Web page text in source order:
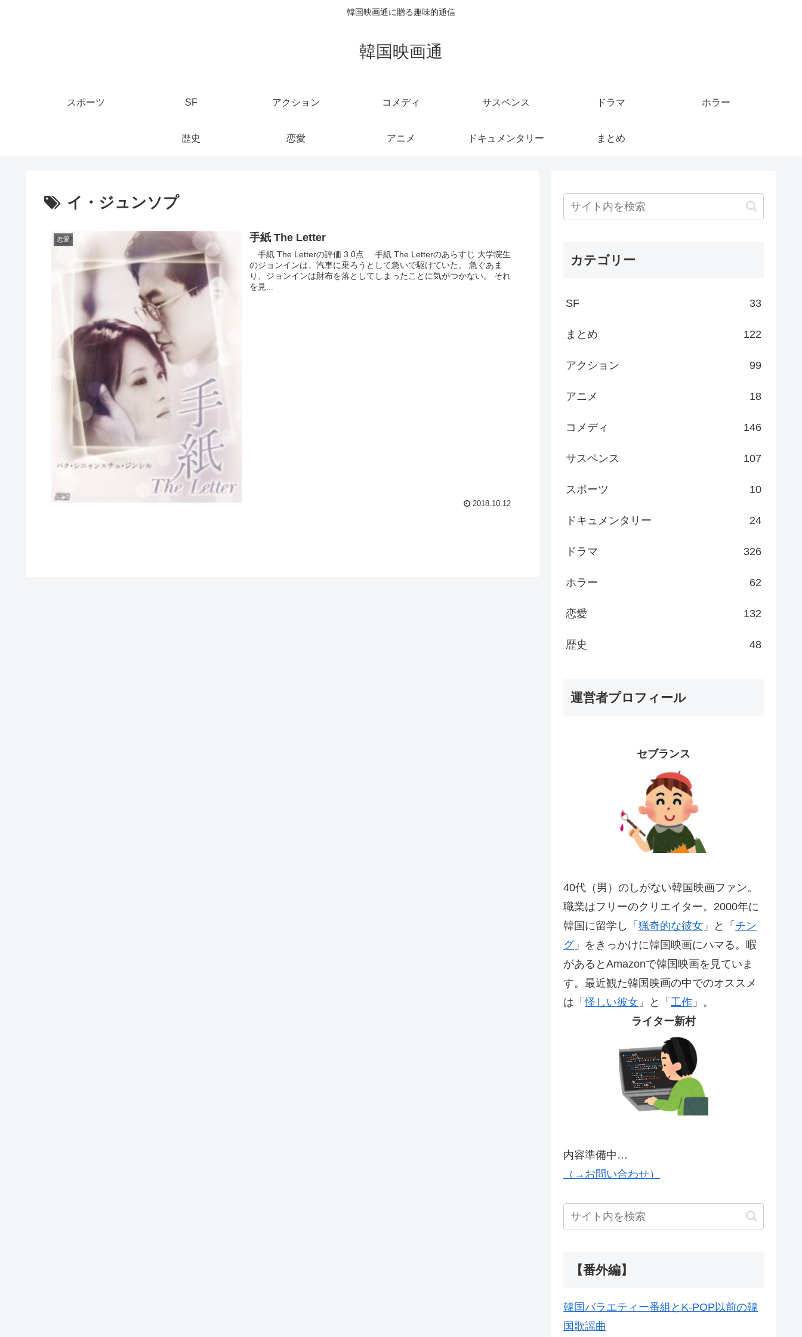
韓国映画通に贈る趣味的通信
韓国映画通
スポーツ SF アクション コメディ サスペンス ドラマ ホラー
歴史 恋愛 アニメ ドキュメンタリー まとめ
イ・ジュンソプ
恋愛 手紙 The Letter
手紙 The Letterの評価 3.0点 手紙 The Letterのあらすじ 大学院生
のジョンインは、汽車に乗ろうとして急いで駆けていた。 急ぐあま
り、ジョンインは財布を落としてしまったことに気がつかない。 それ
を見...
2018.10.12
カテゴリー
SF 33
まとめ 122
アクション 99
アニメ 18
コメディ 146
サスペンス 107
スポーツ 10
ドキュメンタリー 24
ドラマ 326
ホラー 62
恋愛 132
歴史 48
運営者プロフィール
セブランス
40代（男）のしがない韓国映画ファン。
職業はフリーのクリエイター。2000年に
韓国に留学し「 猟奇的な彼女 」と「 チン
グ」をきっかけに韓国映画にハマる。暇
があるとAmazonで韓国映画を見ていま
す。最近観た韓国映画の中でのオススメ
は「怪しい彼女 」と「 工作 」。
ライター新村
内容準備中…
（→お問い合わせ）
【番外編】
韓国バラエティー番組とK-POP以前の韓
国歌謡曲